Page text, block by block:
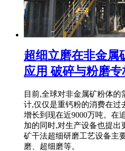
超细立磨在非金属
应用 破碎与粉磨专
目前,全球对非金属矿粉体
计,仅仅是重钙粉的消费在过
增长到现在近9000万吨。在
加的同时,对生产设备也提出
矿干法超细研磨工艺设备主
磨、超细磨等。